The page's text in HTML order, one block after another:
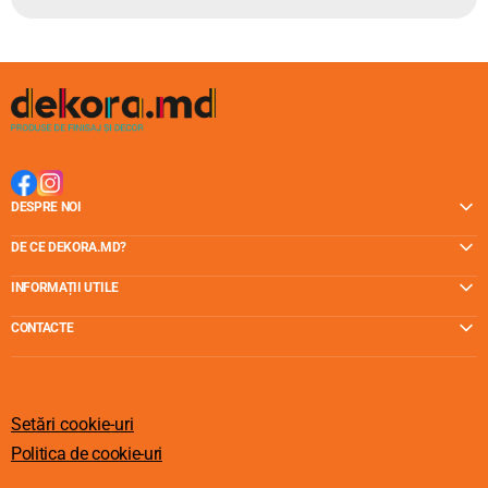
DESPRE NOI
DE CE DEKORA.MD?
INFORMAȚII UTILE
CONTACTE
Setări cookie-uri
Politica de cookie-uri